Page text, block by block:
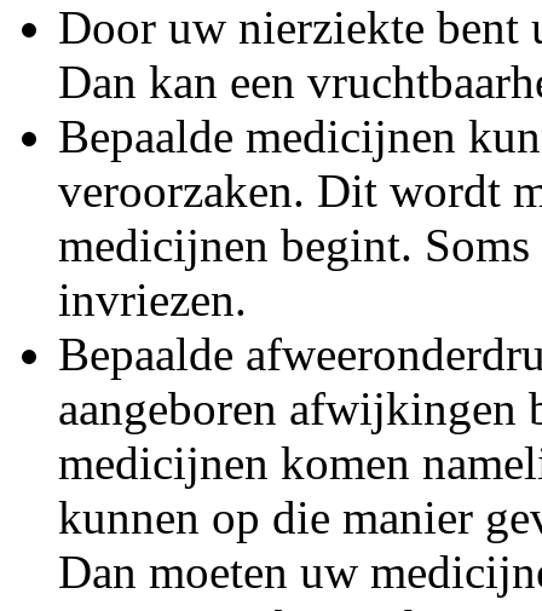
Door uw nierziekte bent
Dan kan een
Bepaalde medicijnen
veroorzaken. Dit wordt
medicijnen begint.
invriezen.
Bepaalde
aangeboren afwijkingen
medicijnen komen
kunnen op die manier
Dan moeten uw